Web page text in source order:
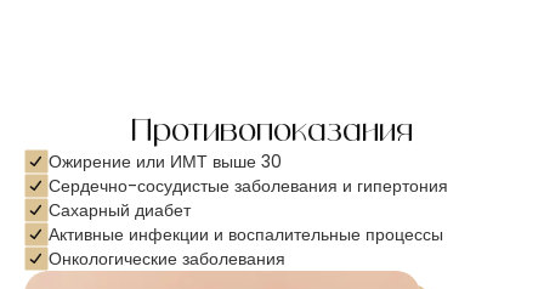
Противопоказания
Ожирение или ИМТ выше 30
Сердечно-сосудистые заболевания и гипертония
Сахарный диабет
Активные инфекции и воспалительные процессы
Онкологические заболевания